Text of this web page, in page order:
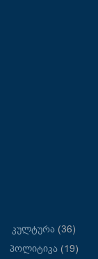
Კულტურა (36)
Პოლიტიკა(19)